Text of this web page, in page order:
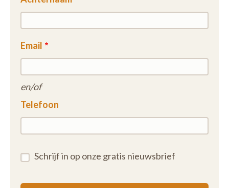
Email
en/of
Telefoon
Schrijf in op onze gratis nieuwsbrief